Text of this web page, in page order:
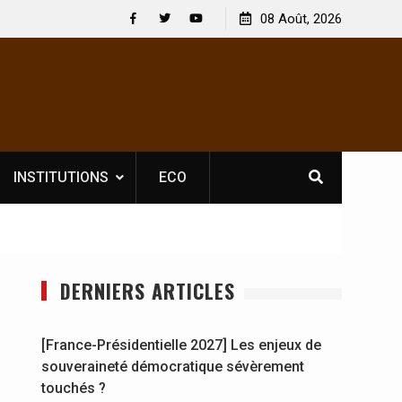
obligatoire pour les spectacles : En
culturel Soldat Jahboy se
[France-Présidentielle
souveraineté
08 Août, 2026
INSTITUTIONS ECO
DERNIERS ARTICLES
[France-Présidentielle 2027] Les enjeux de
souveraineté démocratique sévèrement
touchés ?